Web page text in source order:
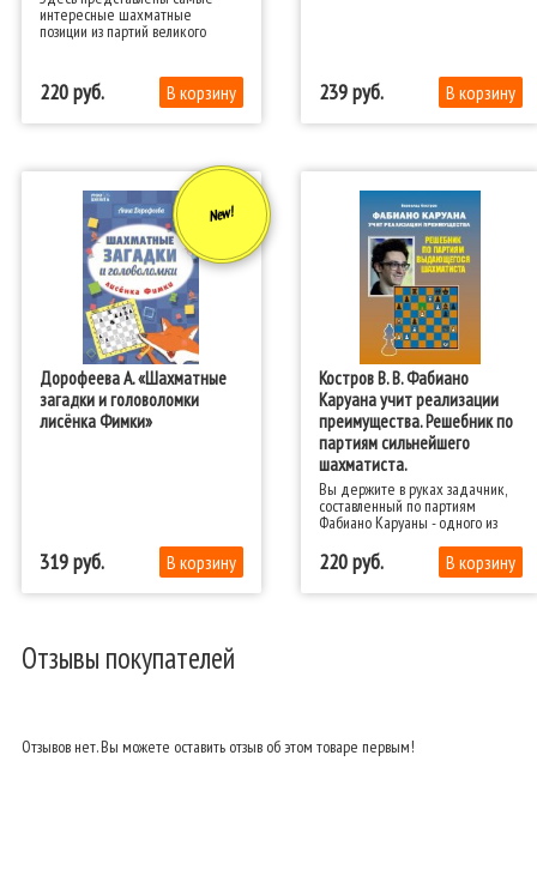
интересные шахматные
позиции из партий великого
220 239
New!
Дорофеева А. «Шахматные
загадки и головоломки
лисёнка Фимки»
319
Костров В. В. Фабиано
Каруана учит реализации
преимущества. Решебник по
партиям сильнейшего
шахматиста.
Вы держите в руках задачник,
составленный по партиям
Фабиано Каруаны - одного из
сильнейших шахматистов мира
и выдающегося мастера
комбинационной игры.
220
Отзывы покупателей
Отзывов нет. Вы можете оставить отзыв об этом товаре первым!